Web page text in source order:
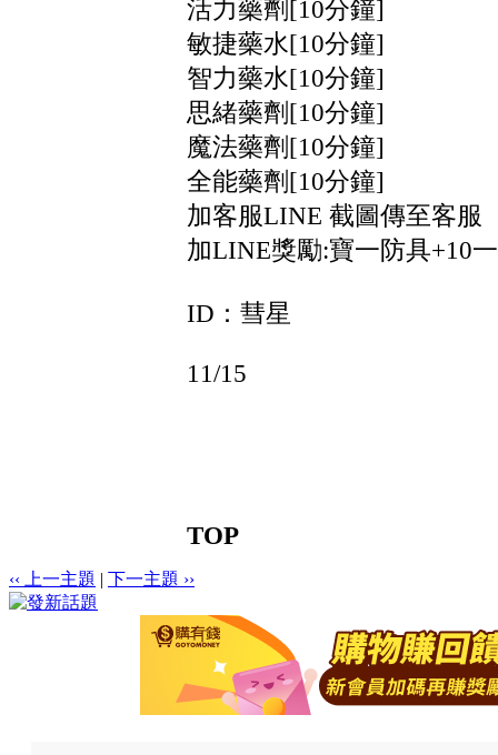
活力藥劑[10分鐘]
敏捷藥水[10分鐘]
智力藥水[10分鐘]
思緒藥劑[10分鐘]
魔法藥劑[10分鐘]
全能藥劑[10分鐘]
加客服LINE 截圖傳至客服
加LINE獎勵:寶一防具+10
ID：彗星
11/15
TOP
‹‹ 上一主題 | 下一主題 ››